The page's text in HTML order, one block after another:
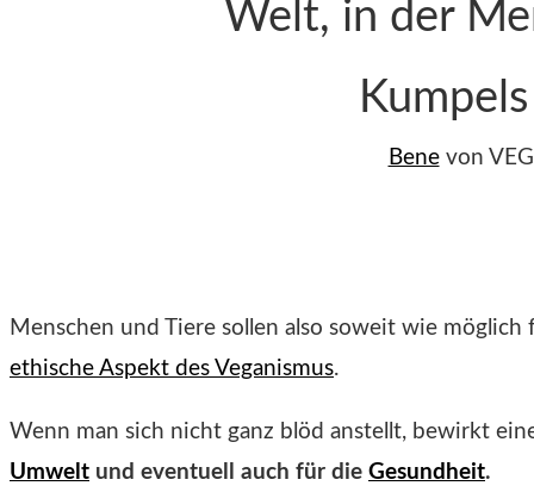
Welt, in der
Benevon
Menschen und Tiere sollen also soweit wie
ethische Aspekt des Veganismus.
Wenn man sich nicht ganz blöd anstellt, bewirkt
Umwelt und eventuell auch für die Gesundheit.